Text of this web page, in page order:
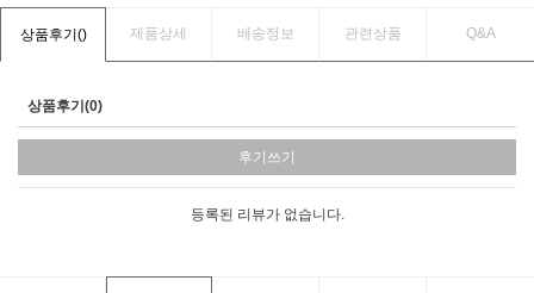
상품후기() 제품상세 배송정보 관련상품 Q&A
상품후기(0)
후기쓰기
등록된 리뷰가 없습니다.